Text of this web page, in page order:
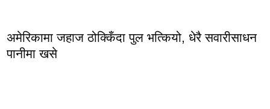
अमेरिकामा जहाज ठोक्किँदा पुल भत्कियो, धेरै सवारीसाधन
पानीमा खसे